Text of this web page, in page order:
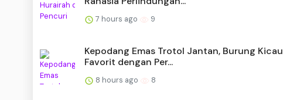
7 hours ago 9
Kepodang Emas Trotol Jantan, Burung Kicau
Favorit dengan Per...
8 hours ago 8